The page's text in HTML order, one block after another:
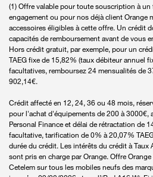
(1) Offre valable pour toute souscription à
engagement ou pour nos déjà client Orange
accessoires éligibles à cette offre. Un crédit
capacités de remboursement avant de vous
Hors crédit gratuit, par exemple, pour un
TAEG fixe de 15,82% (taux débiteur annuel
facultatives, remboursez 24 mensualités de
902,14€.
Crédit affecté en 12, 24, 36 ou 48 mois,
pour l'achat d'équipements de 200 à 3000€,
Personal Finance et délai de rétractation de
facultative, tarification de 0% à 20,07%
durée du crédit. Les intérêts du crédit à
sont pris en charge par Orange. Offre
Cetelem sur tous les mobiles neufs des